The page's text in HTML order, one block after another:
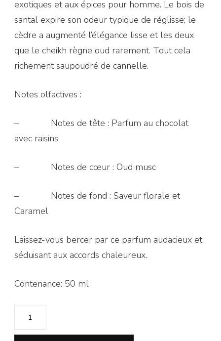
exotiques et aux épices pour homme. Le bois de
santal expire son odeur typique de réglisse; le
cèdre a augmenté l’élégance lisse et les deux
que le cheikh règne oud rarement. Tout cela
richement saupoudré de cannelle.
Notes olfactives :
– Notes de tête : Parfum au chocolat
avec raisins
– Notes de cœur : Oud musc
– Notes de fond : Saveur florale et
Caramel
Laissez-vous bercer par ce parfum audacieux et
séduisant aux accords chaleureux.
Contenance: 50 ml